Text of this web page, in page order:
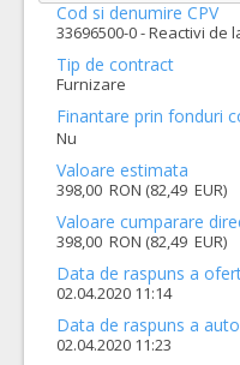
Cod si denumire CPV
33696500-0 - Reactivi de
Tip de contract
Furnizare
Finantare prin fonduri
Nu
Valoare estimata
398,00 RON (82,49 EUR)
Valoare cumparare
398,00 RON (82,49 EUR)
Data de raspuns a
02.04.2020 11:14
Data de raspuns a
02.04.2020 11:23